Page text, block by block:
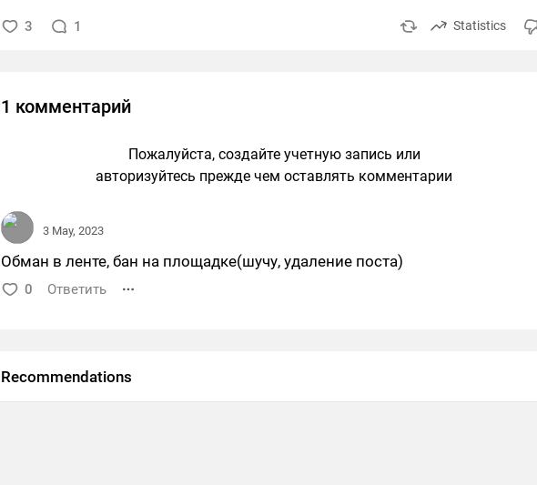
3 1 Statistics
1 комментарий
Пожалуйста, создайте учетную запись или
авторизуйтесь прежде чем оставлять комментарии
3 May, 2023
Обман в ленте, бан на площадке(шучу, удаление поста)
0 Ответить
Recommendations